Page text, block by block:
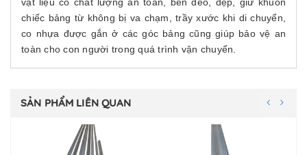
chiếc bảng từ không bị va chạm, trầy xước khi di chuyển,
co nhựa được gắn ở các góc bảng cũng giúp bảo vệ an
toàn cho con người trong quá trình vận chuyển.
SẢN PHẨM LIÊN QUAN